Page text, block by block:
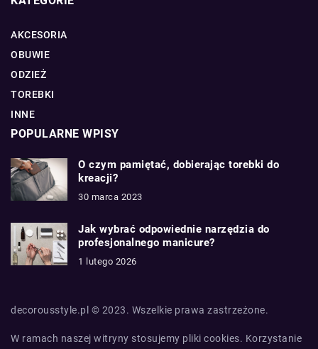
AKCESORIA
OBUWIE
ODZIEŻ
TOREBKI
INNE
POPULARNE WPISY
O czym pamiętać, dobierając torebki do
kreacji?
30 marca 2023
Jak wybrać odpowiednie narzędzia do
profesjonalnego manicure?
1 lutego 2026
decorousstyle.pl © 2023. Wszelkie prawa zastrzeżone.
W ramach naszej witryny stosujemy pliki cookies. Korzystanie